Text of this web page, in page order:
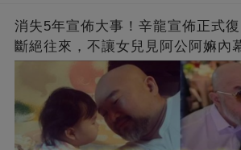
消失5年宣佈大事！辛龍宣佈正式
斷絕往來，不讓女兒見阿公阿嫲內